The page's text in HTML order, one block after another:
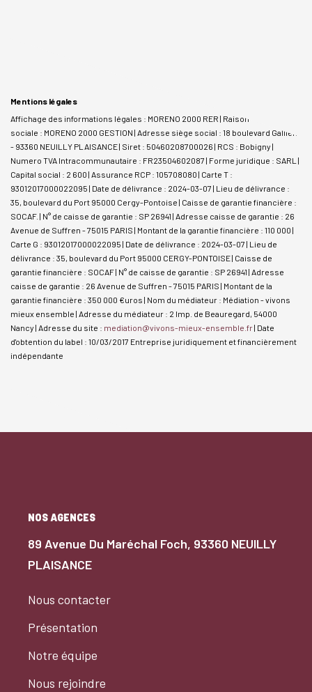
Mentions légales
Affichage des informations légales : MORENO 2000 RER | Raison
sociale : MORENO 2000 GESTION | Adresse siège social : 18 boulevard Gallieni
- 93360 NEUILLY PLAISANCE | Siret : 50460208700026 | RCS : Bobigny |
Numero TVA Intracommunautaire : FR23504602087 | Forme juridique : SARL |
Capital social : 2 600 | Assurance RCP : 105708080 | Carte T :
93012017000022095 | Date de délivrance : 2024-03-07 | Lieu de délivrance :
35, boulevard du Port 95000 Cergy-Pontoise | Caisse de garantie financière :
SOCAF. | N° de caisse de garantie : SP 26941 | Adresse caisse de garantie : 26
Avenue de Suffren - 75015 PARIS | Montant de la garantie financière : 110 000 |
Carte G : 93012017000022095 | Date de délivrance : 2024-03-07 | Lieu de
délivrance : 35, boulevard du Port 95000 CERGY-PONTOISE | Caisse de
garantie financière : SOCAF | N° de caisse de garantie : SP 26941 | Adresse
caisse de garantie : 26 Avenue de Suffren - 75015 PARIS | Montant de la
garantie financière : 350 000 €uros | Nom du médiateur : Médiation - vivons
mieux ensemble | Adresse du médiateur : 2 Imp. de Beauregard, 54000
Nancy | Adresse du site : mediation@vivons-mieux-ensemble.fr| Date
d'obtention du label : 10/03/2017 Entreprise juridiquement et financièrement
indépendante
NOS AGENCES
89 Avenue Du Maréchal Foch, 93360 NEUILLY
PLAISANCE
Nous contacter
Présentation
Notre équipe
Nous rejoindre